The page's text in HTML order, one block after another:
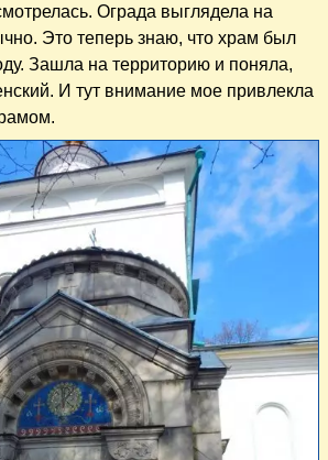
Ограда выглядела на
Это теперь знаю, что храм был
Зашла на территорию и поняла,
И тут внимание мое привлекла